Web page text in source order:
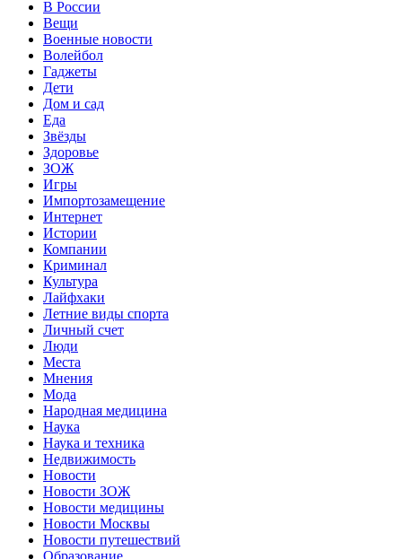
В России
Вещи
Военные новости
Волейбол
Гаджеты
Дети
Дом и сад
Еда
Звёзды
Здоровье
ЗОЖ
Игры
Импортозамещение
Интернет
Истории
Компании
Криминал
Культура
Лайфхаки
Летние виды спорта
Личный счет
Люди
Места
Мнения
Мода
Народная медицина
Наука
Наука и техника
Недвижимость
Новости
Новости ЗОЖ
Новости медицины
Новости Москвы
Новости путешествий
Образование